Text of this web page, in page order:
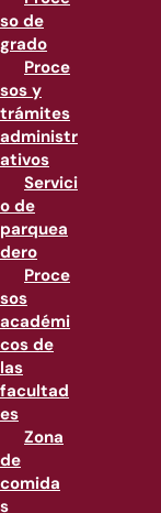
so de
grado
Proce
sos y
trámites
administr
ativos
Servici
o de
parquea
dero
Proce
sos
académi
cos de
las
facultad
es
Zona
de
comida
s